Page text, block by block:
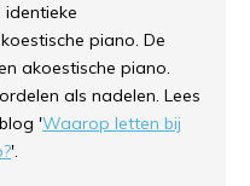
piano. De
akoestische piano.
als nadelen. Lees
'Waarop letten bij
'.